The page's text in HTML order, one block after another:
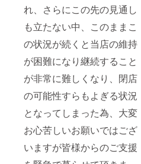
れ、さらにこの先の見通し
も立たない中、このままこ
の状況が続くと当店の維持
が困難になり継続すること
が非常に難しくなり、閉店
の可能性すらもよぎる状況
となってしまった為、大変
お心苦しいお願いではござ
いますが皆様からのご支援